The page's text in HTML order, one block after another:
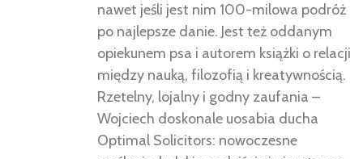
nawet jeśli jest nim 100-milowa podróż
po najlepsze danie. Jest też oddanym
opiekunem psa i autorem książki o relacji
między nauką, filozofią i kreatywnością.
Rzetelny, lojalny i godny zaufania –
Wojciech doskonale uosabia ducha
Optimal Solicitors: nowoczesne